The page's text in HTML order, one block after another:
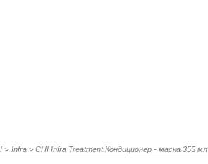
> Infra > CHI Infra Treatment Кондиционер - маска 355 мл